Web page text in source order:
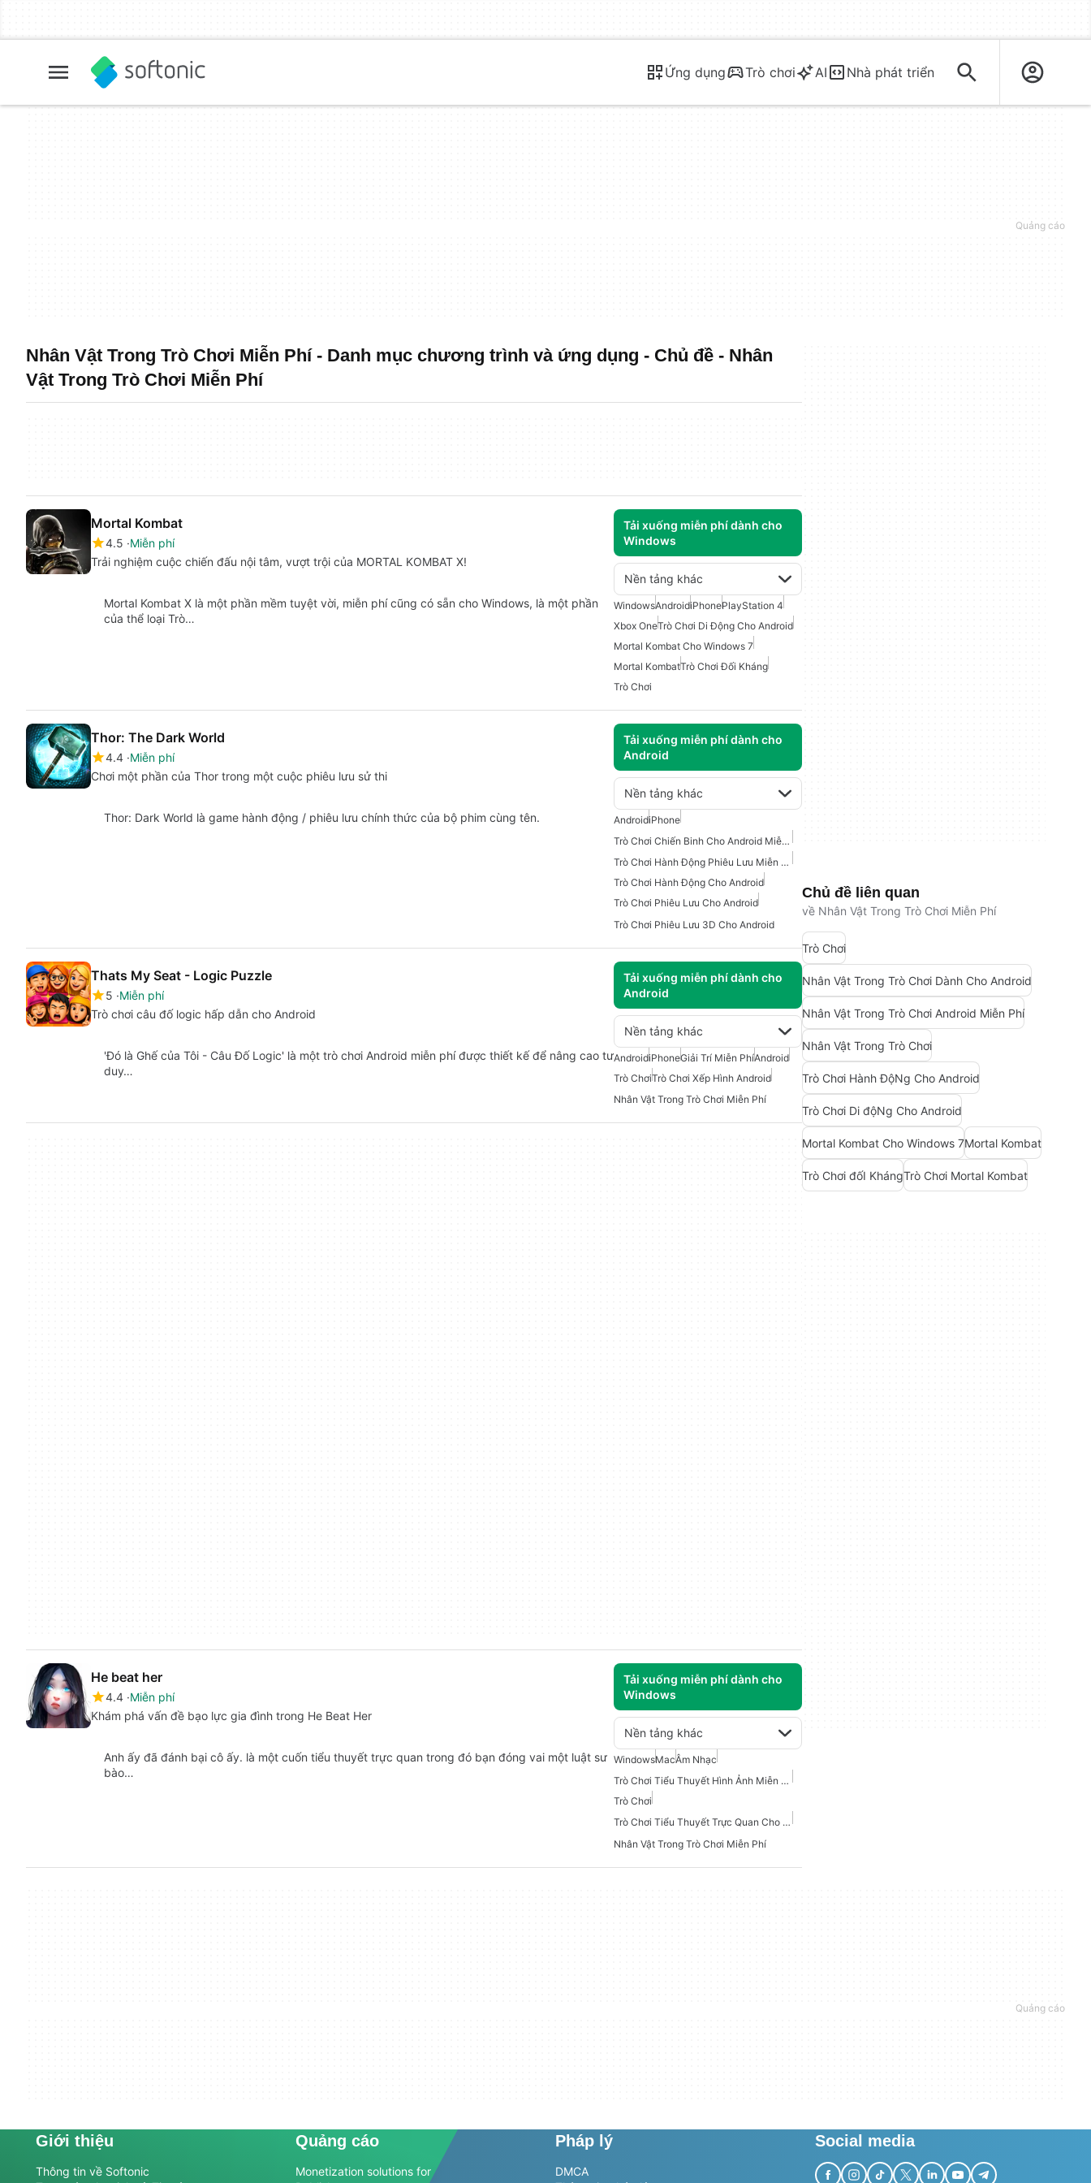
Ứng dụng Trò chơi AI Nhà phát triển
Nhân Vật Trong Trò Chơi Miễn Phí - Danh mục chương trình và ứng dụng - Chủ đề - Nhân
Vật Trong Trò Chơi Miễn Phí
Mortal Kombat
4.5 Miễn phí
Trải nghiệm cuộc chiến đấu nội tâm, vượt trội của MORTAL KOMBAT X!
Tải xuống miễn phí dành cho
Windows
Nền tảng khác
Mortal Kombat X là một phần mềm tuyệt vời, miễn phí cũng có sẵn cho Windows, là một phần
của thể loại Trò…
WindowsAndroidiPhonePlayStation 4
Xbox OneTrò Chơi Di Động Cho Android
Mortal Kombat Cho Windows 7
Mortal KombatTrò Chơi Đối Kháng
Trò Chơi
Thor: The Dark World
4.4 Miễn phí
Chơi một phần của Thor trong một cuộc phiêu lưu sử thi
Tải xuống miễn phí dành cho
Android
Nền tảng khác
Thor: Dark World là game hành động / phiêu lưu chính thức của bộ phim cùng tên.
AndroidiPhone
Trò Chơi Chiến Binh Cho Android Miễn Phí
Trò Chơi Hành Động Phiêu Lưu Miễn Phí Cho Android
Trò Chơi Hành Động Cho Android
Trò Chơi Phiêu Lưu Cho Android
Trò Chơi Phiêu Lưu 3D Cho Android
Thats My Seat - Logic Puzzle
5 Miễn phí
Trò chơi câu đố logic hấp dẫn cho Android
Tải xuống miễn phí dành cho
Android
Nền tảng khác
'Đó là Ghế của Tôi - Câu Đố Logic' là một trò chơi Android miễn phí được thiết kế để nâng cao tư
duy…
AndroidiPhoneGiải Trí Miễn PhíAndroid
Trò ChơiTrò Chơi Xếp Hình Android
Nhân Vật Trong Trò Chơi Miễn Phí
He beat her
4.4 Miễn phí
Khám phá vấn đề bạo lực gia đình trong He Beat Her
Tải xuống miễn phí dành cho
Windows
Nền tảng khác
Anh ấy đã đánh bại cô ấy. là một cuốn tiểu thuyết trực quan trong đó bạn đóng vai một luật sư
bào…
WindowsMacÂm Nhạc
Trò Chơi Tiểu Thuyết Hình Ảnh Miễn Phí
Trò Chơi
Trò Chơi Tiểu Thuyết Trực Quan Cho Windows
Nhân Vật Trong Trò Chơi Miễn Phí
Chủ đề liên quan
về Nhân Vật Trong Trò Chơi Miễn Phí
Trò Chơi
Nhân Vật Trong Trò Chơi Dành Cho Android
Nhân Vật Trong Trò Chơi Android Miễn Phí
Nhân Vật Trong Trò Chơi
Trò Chơi Hành ĐộNg Cho Android
Trò Chơi Di độNg Cho Android
Mortal Kombat Cho Windows 7Mortal Kombat
Trò Chơi đốI KhángTrò Chơi Mortal Kombat
Giới thiệu
Thông tin về Softonic
Quảng cáo
Monetization solutions for
Pháp lý
DMCA
Social media